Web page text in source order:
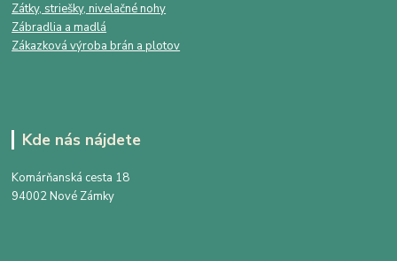
Zátky, striešky, nivelačné nohy
Zábradlia a madlá
Zákazková výroba brán a plotov
Kde nás nájdete
Komárňanská cesta 18
94002 Nové Zámky